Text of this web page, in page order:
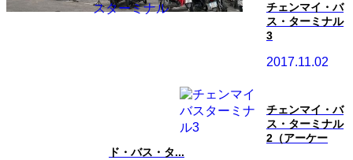
チェンマイ・バ
ス・ターミナル
3
2017.11.02
チェンマイ・バ
ス・ターミナル
2（アーケー
ド・バス・タ...